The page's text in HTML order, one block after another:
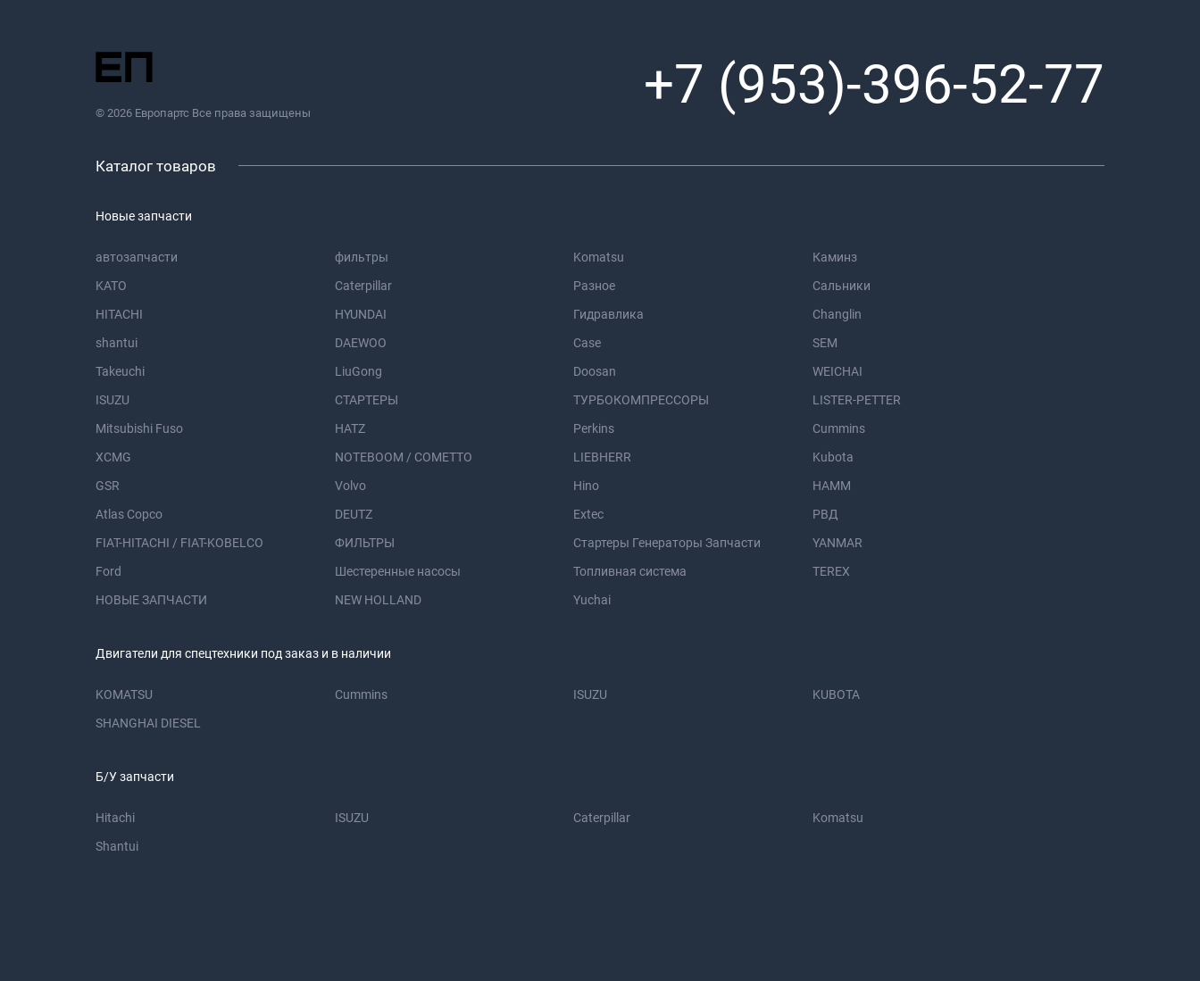
© 2026 Европартс Все права защищены +7 (953)-396-52-77
Каталог товаров
Новые запчасти
автозапчасти фильтры Komatsu
Каминз
KATO
Caterpillar Разное
Сальники
HITACHI
HYUNDAI Гидравлика
Changlin
shantui
DAEWOO Case
SEM
Takeuchi
LiuGong Doosan
WEICHAI
ISUZU
СТАРТЕРЫ ТУРБОКОМПРЕССОРЫ
LISTER-PETTER
Mitsubishi Fuso
HATZ Perkins
Cummins
XCMG
NOTEBOOM / COMETTO LIEBHERR
Kubota
GSR
Volvo Hino
HAMM
Atlas Copco
DEUTZ Extec
РВД
FIAT-HITACHI / FIAT-KOBELCO
ФИЛЬТРЫ Стартеры Генераторы Запчасти
YANMAR
Ford
Шестеренные насосы Топливная система
TEREX
НОВЫЕ ЗАПЧАСТИ
NEW HOLLAND Yuchai
Двигатели для спецтехники под заказ и в наличии
KOMATSU Cummins ISUZU
KUBOTA
SHANGHAI DIESEL
Б/У запчасти
Hitachi ISUZU Caterpillar
Komatsu
Shantui